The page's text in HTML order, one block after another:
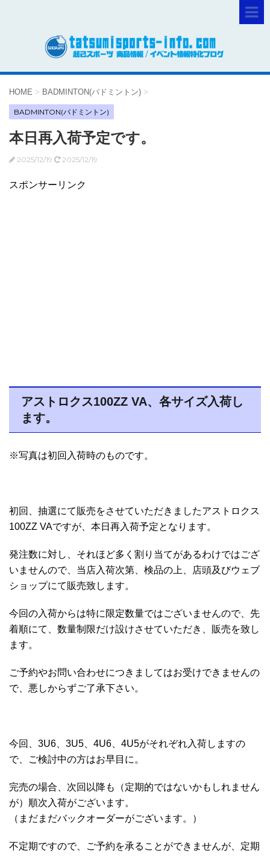
HOME > BADMINTON(バドミントン) >
BADMINTON(バドミントン)
本日再入荷予定です。
2025/12/19 2025/12/19
スポンサーリンク
アストロクス100ZZ VA、各サイズ入荷し
ます。
※写真は初回入荷時のものです。
初回、抽選にて販売をさせていただきましたアストロクス
100ZZ VAですが、本日再入荷予定となります。
発注数に対し、それほど多く割り当てがあるわけではござ
いませんので、当店入荷次第、検品の上、店頭及びウェブ
ショップにて販売致します。
今回の入荷からは特に限定数量ではございませんので、先
着順にて、数量制限だけ設けさせていただき、販売を致し
ます。
ご予約やお問い合わせにつきましてはお受けできませんの
で、悪しからずご了承下さい。
今回、3U6、3U5、4U6、4U5がそれぞれ入荷しますの
で、ご検討中の方はお早目に。
完売の場合、次回以降も（定期的ではないかもしれません
が）順次入荷がございます。
（まだまだバックオーダーがございます。）
不定期ですので、ご予約を承ることができませんが、定期